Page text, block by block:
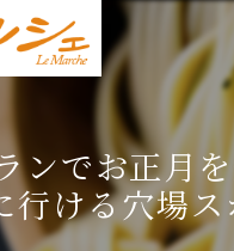
ンでお正月
行ける穴場